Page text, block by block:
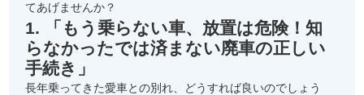
てあげませんか？
1. 「もう乗らない車、放置は危険！知
らなかったでは済まない廃車の正しい
手続き」
長年乗ってきた愛車との別れ、どうすれば良いのでしょう